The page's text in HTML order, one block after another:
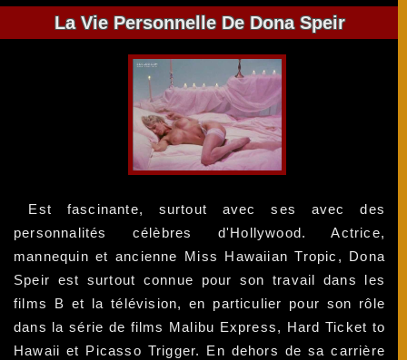
La Vie Personnelle De Dona Speir
Est fascinante, surtout avec ses avec des
personnalités célèbres d'Hollywood. Actrice,
mannequin et ancienne Miss Hawaiian Tropic, Dona
Speir est surtout connue pour son travail dans les
films B et la télévision, en particulier pour son rôle
dans la série de films Malibu Express, Hard Ticket to
Hawaii et Picasso Trigger. En dehors de sa carrière